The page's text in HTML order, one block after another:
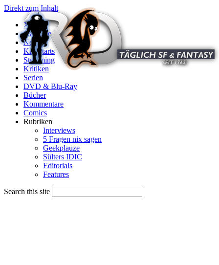
Direkt zum Inhalt
X
Startseite
News
Kinostarts
Streaming
Kritiken
Serien
DVD & Blu-Ray
Bücher
Kommentare
Comics
Rubriken
Interviews
5 Fragen nix sagen
Geekplauze
Sülters IDIC
Editorials
Features
Search this site